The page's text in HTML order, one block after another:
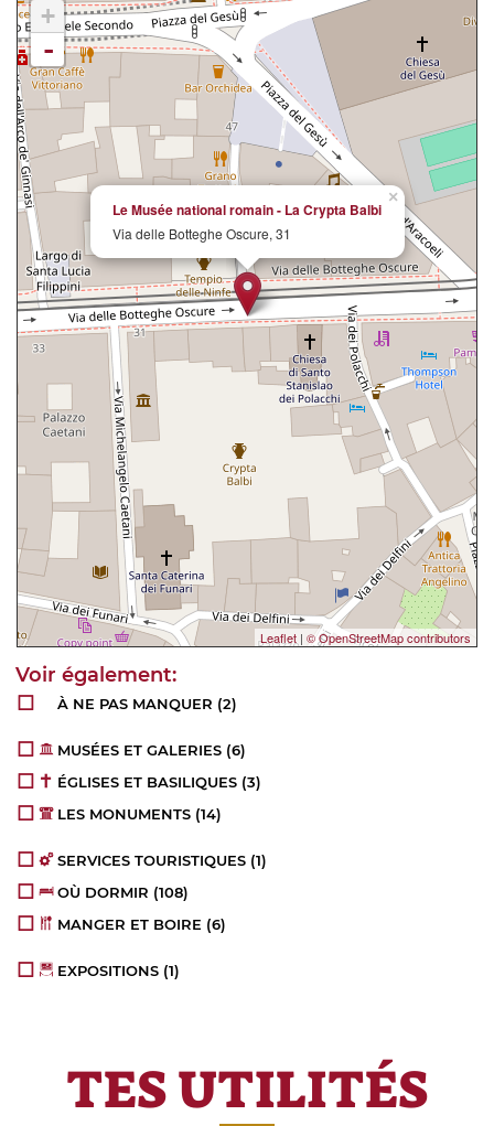
×
Le Musée national romain - La Crypta Balbi
Via delle Botteghe Oscure, 31
+
-
Leaflet | © OpenStreetMap contributors
À NE PAS MANQUER (2)
MUSÉES ET GALERIES (6)
ÉGLISES ET BASILIQUES (3)
LES MONUMENTS (14)
SERVICES TOURISTIQUES (1)
OÙ DORMIR (108)
MANGER ET BOIRE (6)
EXPOSITIONS (1)
TES UTILITÉS